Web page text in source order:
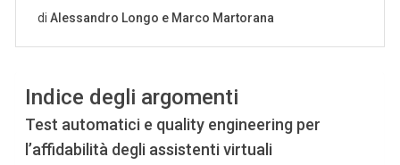
Indice degli argomenti
Test automatici e quality engineering per
l’affidabilità degli assistenti virtuali